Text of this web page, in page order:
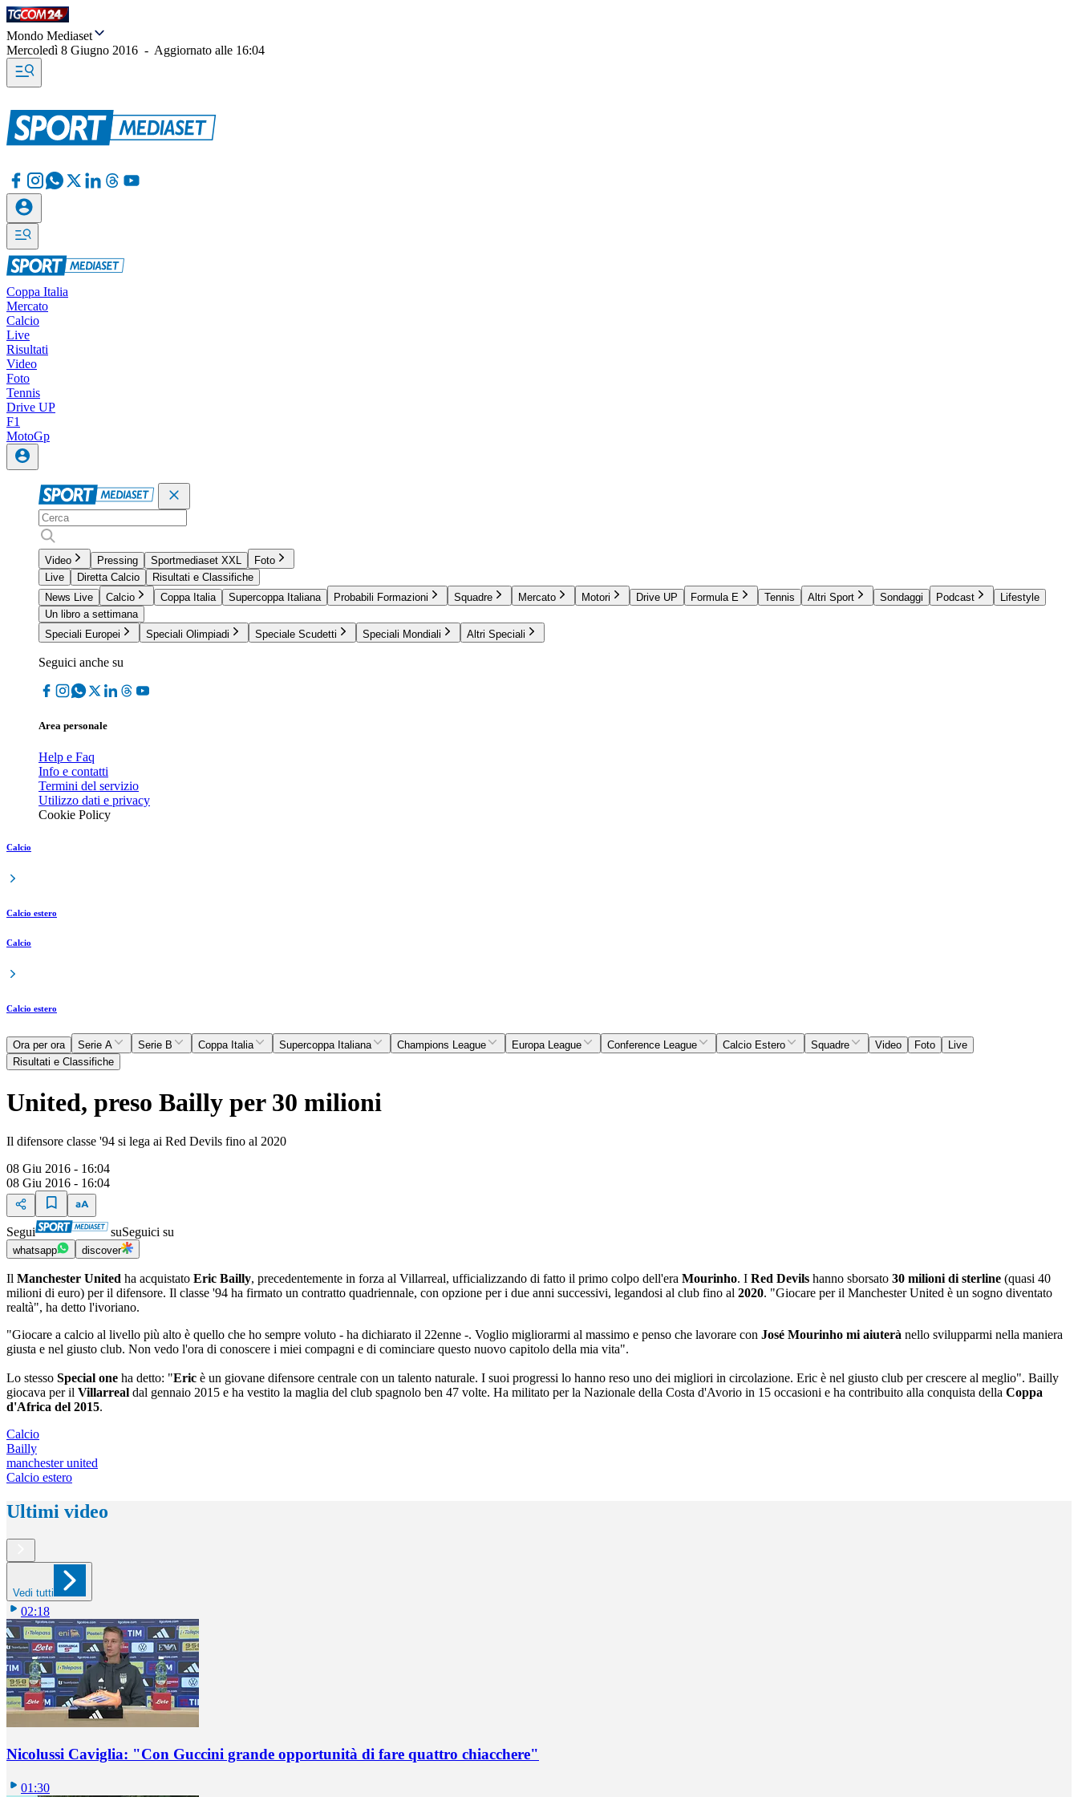
Mondo Mediaset
Mercoledì 8 Giugno 2016 - Aggiornato alle 16:04
Coppa Italia
Mercato
Calcio
Live
Risultati
Video
Foto
Tennis
Drive UP
F1
MotoGp
Video Pressing Sportmediaset XXL
Foto
Live
Diretta Calcio
Risultati e Classifiche
News Live
Calcio Coppa Italia Supercoppa Italiana Probabili Formazioni Squadre Mercato Motori Drive UP Formula E Tennis Altri Sport Sondaggi Podcast
Lifestyle
Un libro a settimana
Speciali Europei
Speciali Olimpiadi Speciale Scudetti Speciali Mondiali Altri Speciali
Seguici anche su
Area personale
Help e Faq
Info e contatti
Termini del servizio
Utilizzo dati e privacy
Cookie Policy
Calcio
Calcio estero
Calcio
Calcio estero
Ora per ora Serie A Serie B Coppa Italia Supercoppa Italiana Champions League Europa League Conference League Calcio Estero Squadre Video Foto
Live
Risultati e Classifiche
United, preso Bailly per 30 milioni
Il difensore classe '94 si lega ai Red Devils fino al 2020
08 Giu 2016 - 16:04
08 Giu 2016 - 16:04
Segui suSeguici su
whatsapp discover
Il Manchester United ha acquistato Eric Bailly, precedentemente in forza al Villarreal, ufficializzando di fatto il primo colpo dell'era Mourinho. I Red Devils hanno sborsato 30 milioni di sterline (quasi 40
milioni di euro) per il difensore. Il classe '94 ha firmato un contratto quadriennale, con opzione per i due anni successivi, legandosi al club fino al 2020. "Giocare per il Manchester United è un sogno diventato
realtà", ha detto l'ivoriano.
"Giocare a calcio al livello più alto è quello che ho sempre voluto - ha dichiarato il 22enne -. Voglio migliorarmi al massimo e penso che lavorare con José Mourinho mi aiuterà nello svilupparmi nella maniera
giusta e nel giusto club. Non vedo l'ora di conoscere i miei compagni e di cominciare questo nuovo capitolo della mia vita".
Lo stesso Special one ha detto: "Eric è un giovane difensore centrale con un talento naturale. I suoi progressi lo hanno reso uno dei migliori in circolazione. Eric è nel giusto club per crescere al meglio". Bailly
giocava per il Villarreal dal gennaio 2015 e ha vestito la maglia del club spagnolo ben 47 volte. Ha militato per la Nazionale della Costa d'Avorio in 15 occasioni e ha contribuito alla conquista della Coppa
d'Africa del 2015.
Calcio
Bailly
manchester united
Calcio estero
Ultimi video
Vedi tutti
02:18
Nicolussi Caviglia: "Con Guccini grande opportunità di fare quattro chiacchere"
01:30